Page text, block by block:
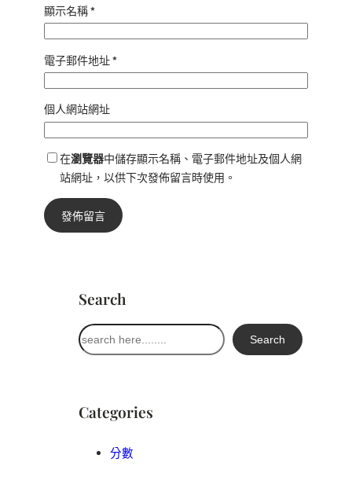
顯示名稱*
電子郵件地址*
個人網站網址
在瀏覽器中儲存顯示名稱、電子郵件地址及個人網
站網址，以供下次發佈留言時使用。
Search
搜
尋
Search
Categories
分數